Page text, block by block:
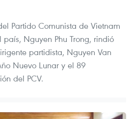
Partido Comunista de Vietnam
país, Nguyen Phu Trong, rindió
partidista, Nguyen Van
Nuevo Lunar y el 89
del PCV.